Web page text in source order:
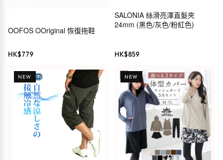
OOFOS OOriginal 恢復拖鞋
HK$779
SALONIA 絲滑亮澤直髮夾
24mm (黑色/灰色/粉紅色)
HK$859
NEW NEW